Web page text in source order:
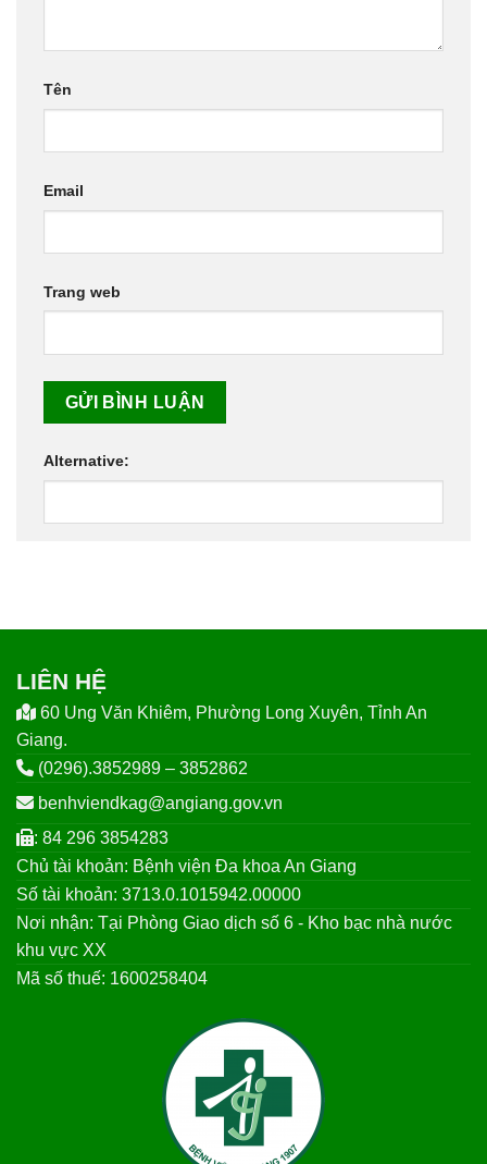
Tên
Email
Trang web
Alternative:
LIÊN HỆ
60 Ung Văn Khiêm, Phường Long Xuyên, Tỉnh An
Giang.
(0296).3852989 – 3852862
benhviendkag@angiang.gov.vn
: 84 296 3854283
Chủ tài khoản: Bệnh viện Đa khoa An Giang
Số tài khoản: 3713.0.1015942.00000
Nơi nhận: Tại Phòng Giao dịch số 6 - Kho bạc nhà nước
khu vực XX
Mã số thuế: 1600258404